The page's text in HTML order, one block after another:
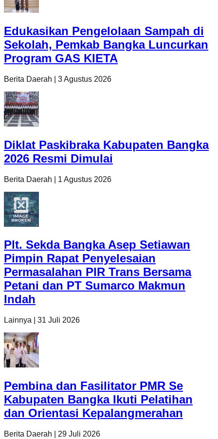
Edukasikan Pengelolaan Sampah di
Sekolah, Pemkab Bangka Luncurkan
Program GAS KIETA
Berita Daerah 3 Agustus 2026
Diklat Paskibraka Kabupaten Bangka
2026 Resmi Dimulai
Berita Daerah 1 Agustus 2026
Plt. Sekda Bangka Asep Setiawan
Pimpin Rapat Penyelesaian
Permasalahan PIR Trans Bersama
Petani dan PT Sumarco Makmun
Indah
Lainnya 31 Juli 2026
Pembina dan Fasilitator PMR Se
Kabupaten Bangka Ikuti Pelatihan
dan Orientasi Kepalangmerahan
Berita Daerah 29 Juli 2026